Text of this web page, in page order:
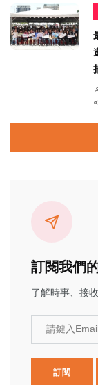
訂閱我們
了解時事、接
請鍵入Email
訂閱